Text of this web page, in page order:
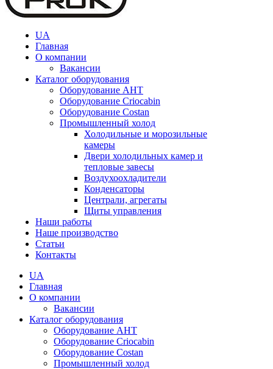
UA
Главная
О компании
Вакансии
Каталог оборудования
Оборудование AHT
Оборудование Criocabin
Оборудование Costan
Промышленный холод
Холодильные и морозильные
камеры
Двери холодильных камер и
тепловые завесы
Воздухоохладители
Конденсаторы
Централи, агрегаты
Щиты управления
Наши работы
Наше производство
Статьи
Контакты
UA
Главная
О компании
Вакансии
Каталог оборудования
Оборудование AHT
Оборудование Criocabin
Оборудование Costan
Промышленный холод